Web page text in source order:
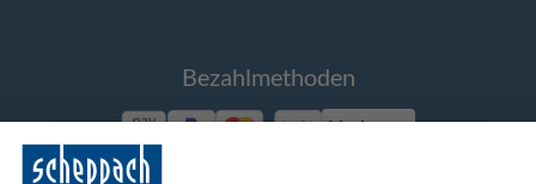
Bezahlmethoden
Vorkasse